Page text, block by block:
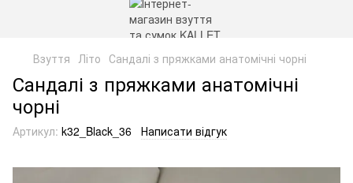
Взуття Літо Сандалі з пряжками анатомічні чорні
Сандалі з пряжками анатомічні
чорні
Артикул: k32_Black_36 Написати відгук